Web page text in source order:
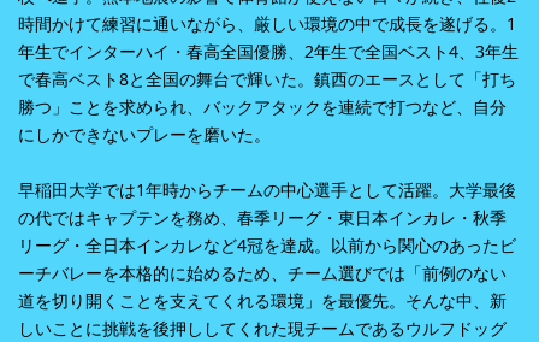
時間かけて練習に通いながら、厳しい環境の中で成長を遂げる。1
年生でインターハイ・春高全国優勝、2年生で全国ベスト4、3年生
で春高ベスト8と全国の舞台で輝いた。鎮西のエースとして「打ち
勝つ」ことを求められ、バックアタックを連続で打つなど、自分
にしかできないプレーを磨いた。
早稲田大学では1年時からチームの中心選手として活躍。大学最後
の代ではキャプテンを務め、春季リーグ・東日本インカレ・秋季
リーグ・全日本インカレなど4冠を達成。以前から関心のあったビ
ーチバレーを本格的に始めるため、チーム選びでは「前例のない
道を切り開くことを支えてくれる環境」を最優先。そんな中、新
しいことに挑戦を後押ししてくれた現チームであるウルフドッグ